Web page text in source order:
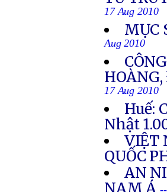
17 Aug 2010
MỤC
Aug 2010
17 Aug 2010
Huế:
Nhật
VIỆT
QUỐC
AN
NAM Á